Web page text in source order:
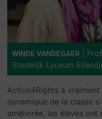
WINDE VANDEGAER
Stedelijk Lyceum
Action4Rights a
dynamique de la classe
améliorée, les élèves